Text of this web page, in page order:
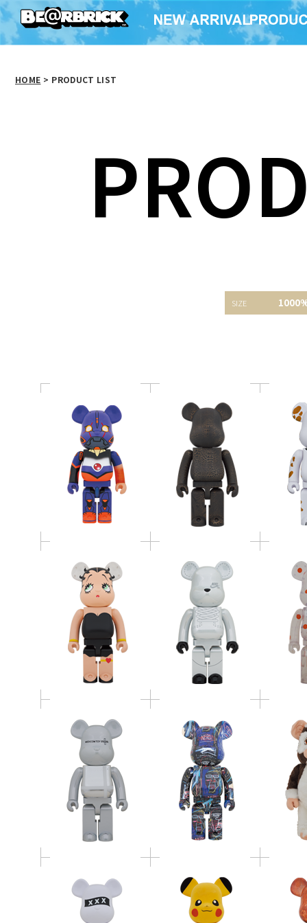
HOME > PRODUCT LIST
BE@RBRICK カリモク
CRACK PAINT 1000％
BE@RBRICK Betty
Boop(TM) BLACK Ver.
1000％
BE@RBRICK NIKE SB
2020 WHITE 1000％
BE@RBRICK MEDICOM
TOY PLUS WHITE
CHROME Ver. 1000％
BE@RBRICK JEAN-
MICHEL BASQUIAT #7
1000％
1000
BE@RBRICK GOD
SELECTION XXX
1000％ WHITE／BLACK
BE@RBRICK ピカチュ
ウ フロッキーVer.
1000％